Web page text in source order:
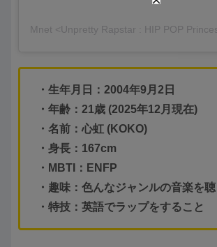
・生年月日：2004年9月2日
・年齢：21歳 (2025年12月現在)
・名前：心虹 (KOKO)
・身長：167cm
・MBTI：ENFP
・趣味：色んなジャンルの音楽を
・特技：英語でラップをすること